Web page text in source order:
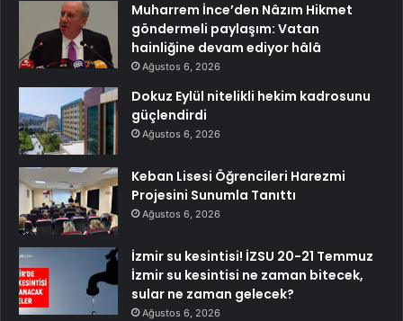
Muharrem İnce’den Nâzım Hikmet
göndermeli paylaşım: Vatan
hainliğine devam ediyor hâlâ
Ağustos 6, 2026
Dokuz Eylül nitelikli hekim kadrosunu
güçlendirdi
Ağustos 6, 2026
Keban Lisesi Öğrencileri Harezmi
Projesini Sunumla Tanıttı
Ağustos 6, 2026
İzmir su kesintisi! İZSU 20-21 Temmuz
İzmir su kesintisi ne zaman bitecek,
sular ne zaman gelecek?
Ağustos 6, 2026